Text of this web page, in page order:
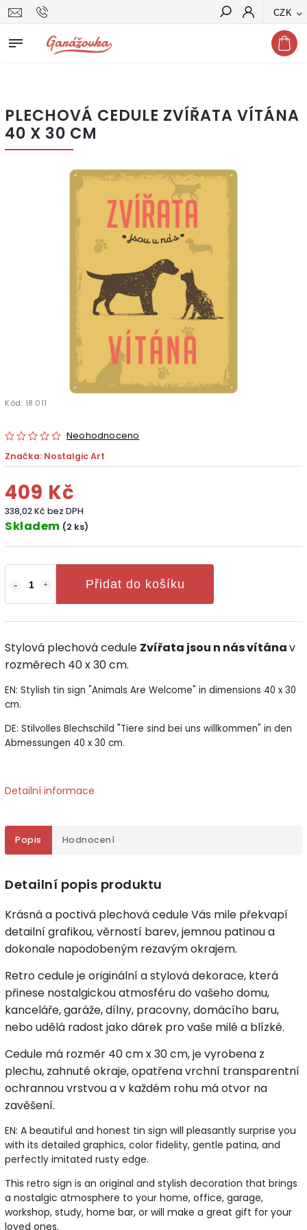
CZK
Hledat
PLECHOVÁ CEDULE ZVÍŘATA VÍTÁNA
40 X 30 CM
Kód: 18.011
Neohodnoceno
Značka: Nostalgic Art
409 Kč
338,02 Kč bez DPH
Skladem (2 ks)
Přidat do košíku
Stylová plechová cedule Zvířata jsou n nás vítánav
rozměrech 40 x 30 cm.
EN: Stylish tin sign "Animals Are Welcome" in dimensions 40 x 30
cm.
DE: Stilvolles Blechschild "Tiere sind bei uns willkommen" in den
Abmessungen 40 x 30 cm.
Detailní informace
Popis Hodnocení
Detailní popis produktu
Krásná a poctivá plechová cedule Vás mile překvapí
detailní grafikou, věrností barev, jemnou patinou a
dokonale napodobeným rezavým okrajem.
Retro cedule je originální a stylová dekorace, která
přinese nostalgickou atmosféru do vašeho domu,
kanceláře, garáže, dílny, pracovny, domácího baru,
nebo udělá radost jako dárek pro vaše milé a blízké.
Cedule má rozměr 40 cm x 30 cm, je vyrobena z
plechu, zahnuté okraje, opatřena vrchní transparentní
ochrannou vrstvou a v každém rohu má otvor na
zavěšení.
EN: A beautiful and honest tin sign will pleasantly surprise you
with its detailed graphics, color fidelity, gentle patina, and
perfectly imitated rusty edge.
This retro sign is an original and stylish decoration that brings
a nostalgic atmosphere to your home, office, garage,
workshop, study, home bar, or will make a great gift for your
loved ones.